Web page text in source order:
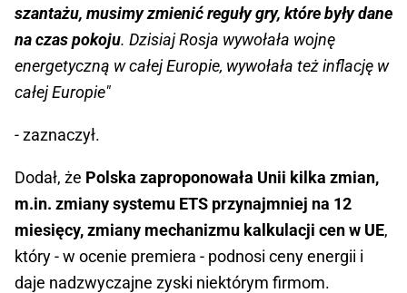
szantażu, musimy zmienić reguły gry, które były dane
na czas pokoju. Dzisiaj Rosja wywołała wojnę
energetyczną w całej Europie, wywołała też inflację w
całej Europie"
- zaznaczył.
Dodał, że Polska zaproponowała Unii kilka zmian,
m.in. zmiany systemu ETS przynajmniej na 12
miesięcy, zmiany mechanizmu kalkulacji cen w UE,
który - w ocenie premiera - podnosi ceny energii i
daje nadzwyczajne zyski niektórym firmom.